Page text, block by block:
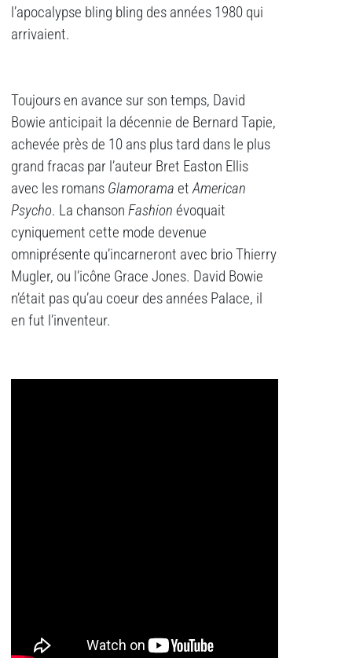
l’apocalypse bling bling des années 1980 qui
arrivaient.
Toujours en avance sur son temps, David
Bowie anticipait la décennie de Bernard Tapie,
achevée près de 10 ans plus tard dans le plus
grand fracas par l’auteur Bret Easton Ellis
avec les romans Glamorama etAmerican
Psycho. La chanson Fashion évoquait
cyniquement cette mode devenue
omniprésente qu’incarneront avec brio Thierry
Mugler, ou l’icône Grace Jones. David Bowie
n’était pas qu’au coeur des années Palace, il
en fut l’inventeur.